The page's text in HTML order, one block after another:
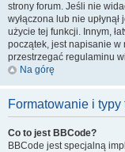
strony forum. Jeśli nie
wyłączona lub nie
użycie tej funkcji. Innym,
początek, jest napisanie w
przestrzegać regulaminu
Na górę
Formatowanie i typy
Co to jest BBCode?
BBCode jest specjalną